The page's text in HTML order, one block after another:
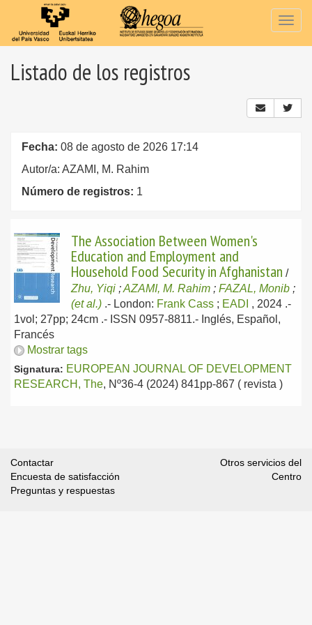
Listado de los registros
Fecha: 08 de agosto de 2026 17:14
Autor/a: AZAMI, M. Rahim
Número de registros: 1
The Association Between Women's
Education and Employment and
Household Food Security in Afghanistan /
Zhu, Yiqi ;AZAMI, M. Rahim ; FAZAL, Monib ;
(et al.) .- London: Frank Cass ; EADI , 2024 .-
1vol; 27pp; 24cm .- ISSN 0957-8811.- Inglés, Español,
Francés
Mostrar tags
Signatura: EUROPEAN JOURNAL OF DEVELOPMENT
RESEARCH, The, Nº36-4 (2024) 841pp-867 ( revista )
Contactar
Encuesta de satisfacción
Preguntas y respuestas
Otros servicios del
Centro